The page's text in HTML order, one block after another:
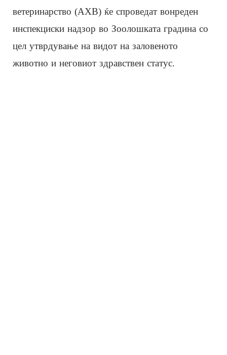
ветеринарство (АХВ) ќе спроведат вонреден
инспекциски надзор во Зоолошката градина со
цел утврдување на видот на заловеното
животно и неговиот здравствен статус.